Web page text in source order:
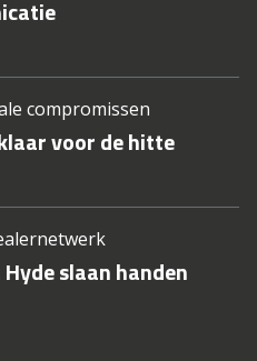
compromissen
voor de hitte
slaan handen